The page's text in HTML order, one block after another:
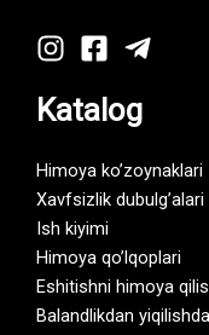
Katalog
Himoya ko’zoynaklari
Xavfsizlik dubulg’alari
Ish kiyimi
Himoya qo’lqoplari
Eshitishni himoya
Balandlikdan